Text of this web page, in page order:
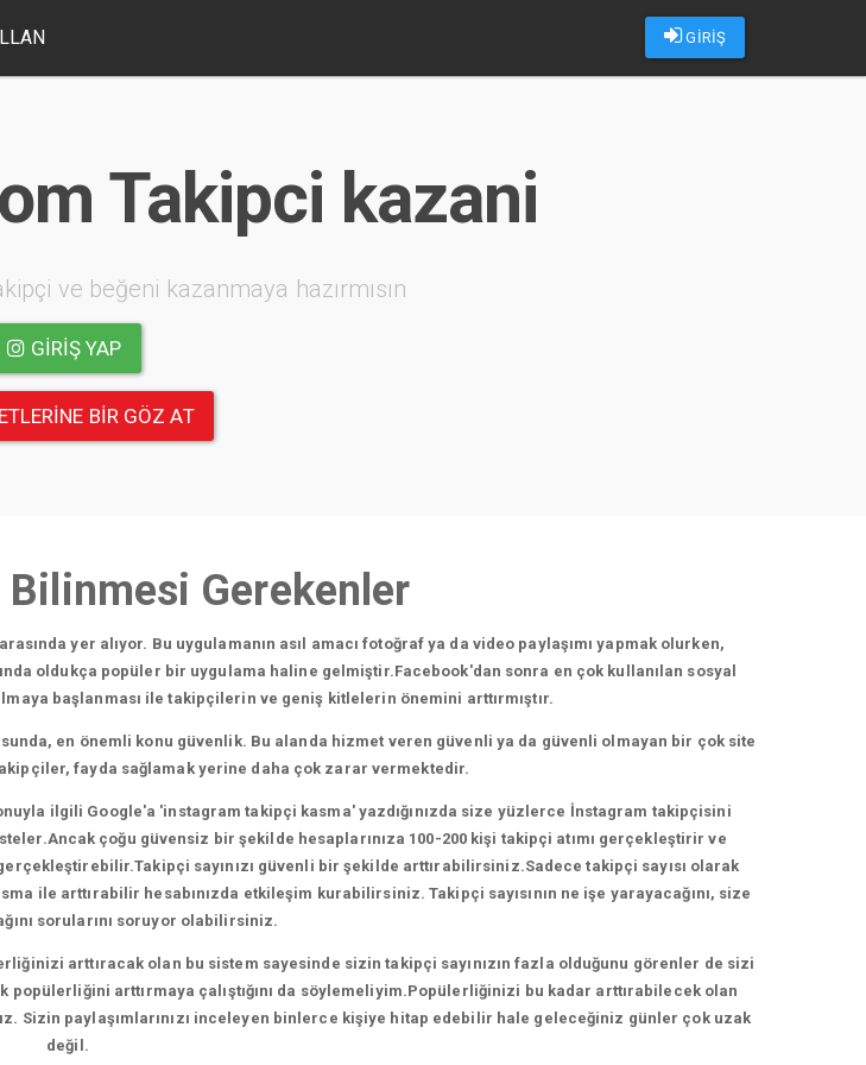
GİRİŞ
Takipci kazani
ve beğeni kazanmaya hazırmısın
GIRIŞ YAP
BIR GÖZ AT
Gerekenler
yer alıyor. Bu uygulamanın asıl amacı fotoğraf ya da video paylaşımı yapmak olurken,
oldukça popüler bir uygulama haline gelmiştir.Facebook'dan sonra en çok kullanılan sosyal
başlanması ile takipçilerin ve geniş kitlelerin önemini arttırmıştır.
en önemli konu güvenlik. Bu alanda hizmet veren güvenli ya da güvenli olmayan bir çok site
fayda sağlamak yerine daha çok zarar vermektedir.
ilgili Google'a 'instagram takipçi kasma' yazdığınızda size yüzlerce İnstagram takipçisini
çoğu güvensiz bir şekilde hesaplarınıza 100-200 kişi takipçi atımı gerçekleştirir ve
sayınızı güvenli bir şekilde arttırabilirsiniz.Sadece takipçi sayısı olarak
ile arttırabilir hesabınızda etkileşim kurabilirsiniz. Takipçi sayısının ne işe yarayacağını, size
sorularını soruyor olabilirsiniz.
arttıracak olan bu sistem sayesinde sizin takipçi sayınızın fazla olduğunu görenler de sizi
arttırmaya çalıştığını da söylemeliyim.Popülerliğinizi bu kadar arttırabilecek olan
Sizin paylaşımlarınızı inceleyen binlerce kişiye hitap edebilir hale geleceğiniz günler çok uzak
değil.